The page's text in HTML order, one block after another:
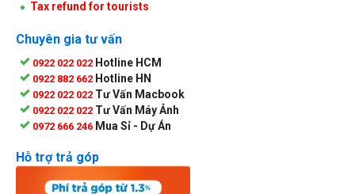
Tax refund for tourists
Chuyên gia tư vấn
0922 022 022 Hotline HCM
0922 882 662 Hotline HN
0922 022 022 Tư Vấn Macbook
0922 022 022 Tư Vấn Máy Ảnh
0972 666 246 Mua Sỉ - Dự Án
Hỗ trợ trả góp